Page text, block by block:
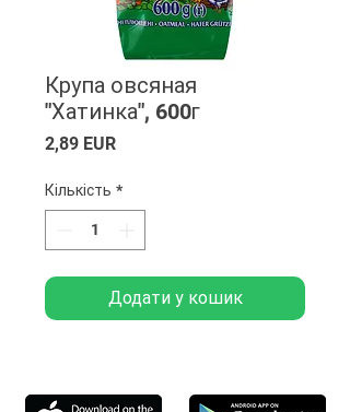
Крупа овсяная
"Хатинка", 600г
2,89 EURЦіна
Кількість *
Додати у кошик